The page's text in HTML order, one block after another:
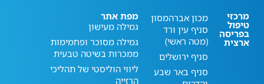
מרכזי
טיפול
בפריסה
ארצית
מכון אברהמסון
סניף עין ורד
(מטה ראשי)
סניף ירושלים
סניף באר שבע
מפת אתר
גמילה מעישון
גמילה מסוכר ופחמימות
ממכרות בשיטה טבעית
ליווי הוליסטי של תהליכי
הרזייה